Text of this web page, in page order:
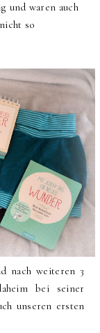
und waren auch
so
nach weiteren 3
bei seiner
unseren ersten